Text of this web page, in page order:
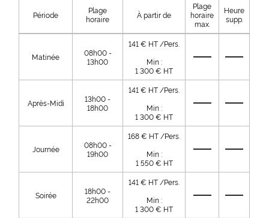
Période
Plage
horaire
À partir de
Plage
horaire
max.
Heure
supp.
Matinée
08h00 -
13h00
141 € HT /Pers.
Min :
1 300 € HT
Après-Midi
13h00 -
18h00
141 € HT /Pers.
Min :
1 300 € HT
Journée
08h00 -
19h00
168 € HT /Pers.
Min :
1 550 € HT
Soirée
18h00 -
22h00
141 € HT /Pers.
Min :
1 300 € HT